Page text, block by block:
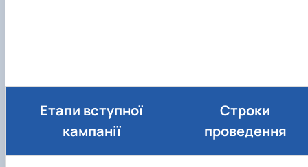
Етапи вступної
кампанії
Строки
проведення